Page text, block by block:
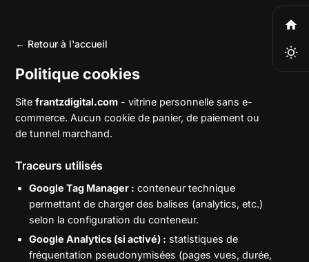
← Retour à l'accueil
Politique cookies
Sitefrantzdigital.com - vitrine personnelle sans e-
commerce. Aucun cookie de panier, de paiement ou
de tunnel marchand.
Traceurs utilisés
Google Tag Manager : conteneur technique
permettant de charger des balises (analytics, etc.)
selon la configuration du conteneur.
Google Analytics (si activé) : statistiques de
fréquentation pseudonymisées (pages vues, durée,